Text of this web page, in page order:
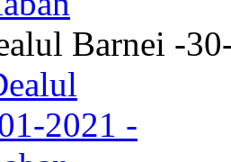
Barnei -